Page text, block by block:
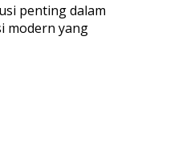
penting dalam
modern yang